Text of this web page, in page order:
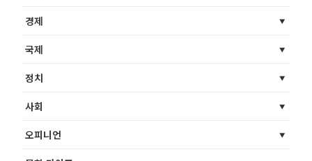
경제
국제
정치
사회
오피니언